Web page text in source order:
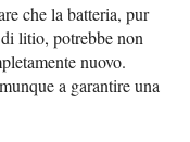
che la batteria, pur
litio, potrebbe non
nuovo.
a garantire una